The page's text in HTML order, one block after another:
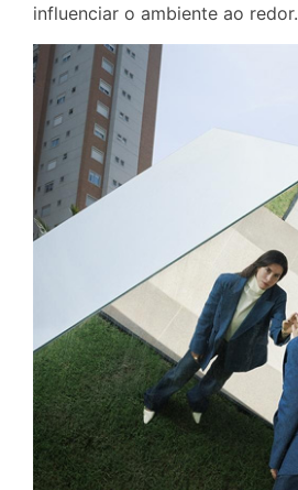
influenciar o ambiente ao redor.